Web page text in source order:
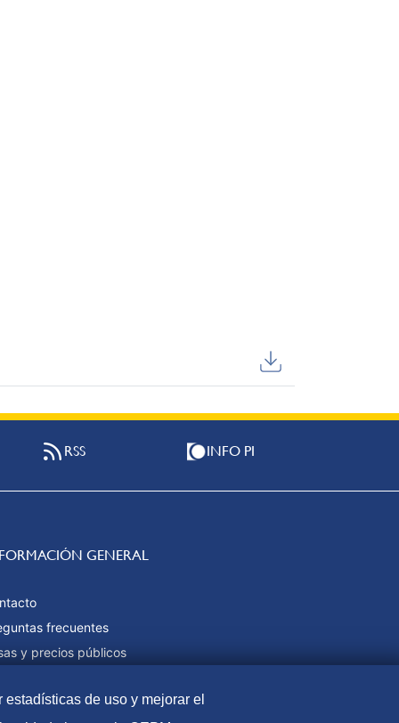
RSS INFO PI
GENERAL
frecuentes
y precios públicos
web
de uso y mejorar el